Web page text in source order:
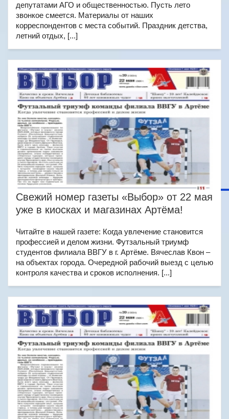
депутатами АГО и общественностью. Пусть лето
звонкое смеется. Материалы от наших
корреспондентов с места событий. Праздник детства,
летний отдых, [...]
Свежий номер газеты «Выбор» от 22 мая
уже в киосках и магазинах Артёма!
Читайте в нашей газете: Когда увлечение становится
профессией и делом жизни. Футзальный триумф
студентов филиала ВВГУ в г. Артёме. Вячеслав Квон –
на объектах города. Очередной рабочий выезд с целью
контроля качества и сроков исполнения. [...]